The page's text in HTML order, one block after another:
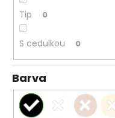
Tip 0
S cedulkou 0
Barva